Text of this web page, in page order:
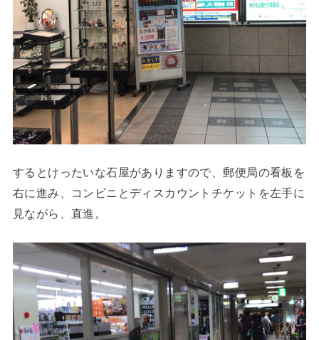
するとけったいな石屋がありますので、郵便局の看板を
右に進み、コンビニとディスカウントチケットを左手に
見ながら、直進。